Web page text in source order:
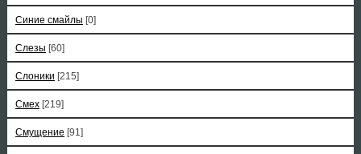
Синие смайлы [0]
Слезы [60]
Слоники [215]
Смех [219]
Смущение [91]